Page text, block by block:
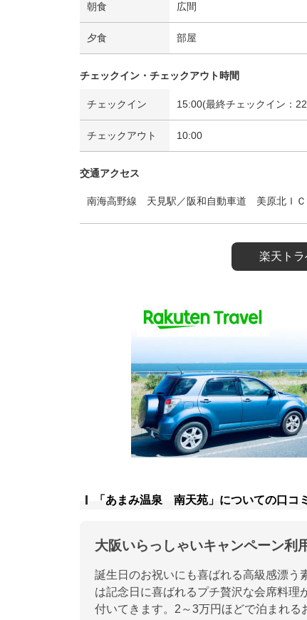
朝食 広間
夕食 部屋
チェックイン・チェックアウト時間
チェックイン 15:00(最終チェックイン：
チェックアウト 10:00
交通アクセス
南海高野線 天見駅／阪和自動車道 美原北Ｉ
楽天ト
「あまみ温泉 南天苑」についての口コミ
大阪いらっしゃいキャンペーン利
誕生日のお祝いにも喜ばれる高級感漂う
は記念日に喜ばれるプチ贅沢な会席料理
付いてきます。2～3万円ほどで泊まれ